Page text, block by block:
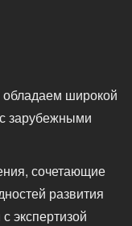
широкой
зарубежными
сочетающие
развития
экспертизой